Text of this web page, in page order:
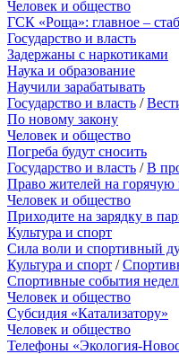
Человек и общество
ГСК «Роща»: главное –
Государство и власть
Задержаны с наркотиками
Наука и образование
Научили зарабатывать
Государство и власть /
По новому закону
Человек и общество
Погреба будут сносить
Государство и власть /В
Право жителей на горячую
Человек и общество
Приходите на зарядку в
Культура и спорт
Сила воли и спортивный
Культура и спорт /
Спортивные события
Человек и общество
Субсидия «Катализатору»
Человек и общество
Телефоны «Экология-